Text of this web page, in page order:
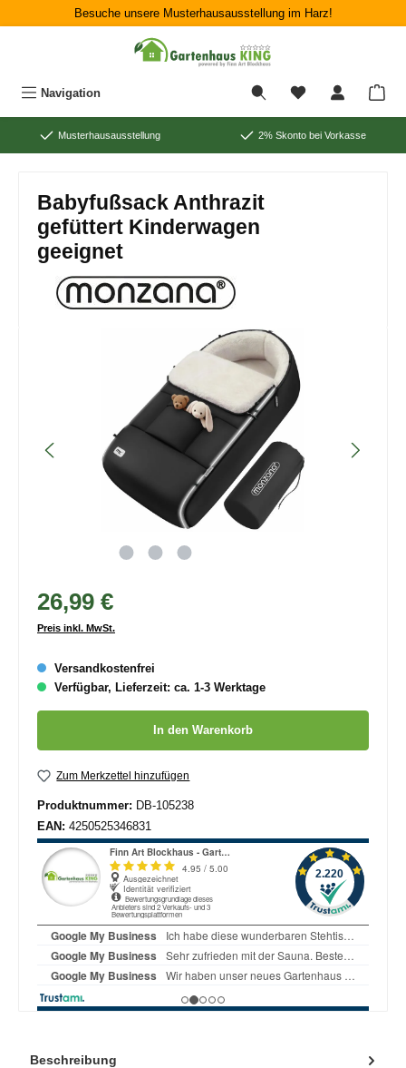
Zum Hauptinhalt springenBesuche unsere Musterhausausstellung im Harz!
Navigation
Musterhausausstellung 2% Skonto bei Vorkasse
Babyfußsack Anthrazit
gefüttert Kinderwagen
geeignet
26,99 €
Preis inkl. MwSt.
Versandkostenfrei
Verfügbar, Lieferzeit: ca. 1-3 Werktage
In den Warenkorb
Zum Merkzettel hinzufügen
Produktnummer: DB-105238
EAN: 4250525346831
Beschreibung